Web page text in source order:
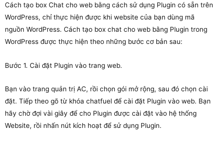
Cách tạo box Chat cho web bằng cách sử dụng Plugin có sẵn trên
WordPress, chỉ thực hiện được khi website của bạn dùng mã
nguồn WordPress. Cách tạo box chat cho web bằng Plugin trong
WordPress được thực hiện theo những bước cơ bản sau:
Bước 1. Cài đặt Plugin vào trang web.
Bạn vào trang quản trị AC, rồi chọn gói mở rộng, sau đó chọn cài
đặt. Tiếp theo gõ từ khóa chatfuel để cài đặt Plugin vào web. Bạn
hãy chờ đợi vài giây để cho Plugin được cài đặt vào hệ thống
Website, rồi nhấn nút kích hoạt để sử dụng Plugin.